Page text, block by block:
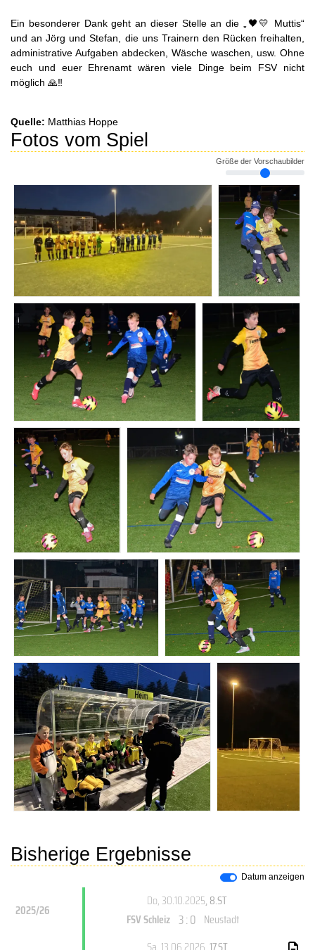
Ein besonderer Dank geht an dieser Stelle an die „🖤💛 Muttis“
und an Jörg und Stefan, die uns Trainern den Rücken freihalten,
administrative Aufgaben abdecken, Wäsche waschen, usw. Ohne
euch und euer Ehrenamt wären viele Dinge beim FSV nicht
möglich 🙏‼️
Quelle: Matthias Hoppe
Fotos vom Spiel
Größe der Vorschaubilder
Bisherige Ergebnisse
Datum anzeigen
2025/26
Do, 30.10.2025, 8.ST
FSV Schleiz 3 : 0 Neustadt